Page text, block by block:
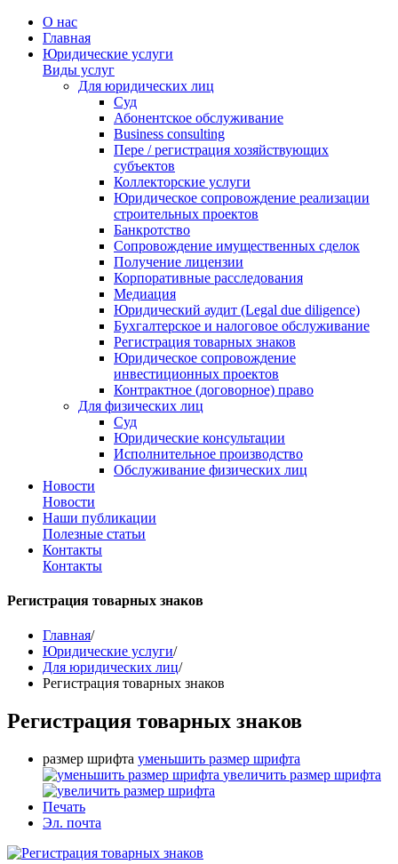
О нас
Главная
Юридические услуги
Виды услуг
Для юридических лиц
Суд
Абонентское обслуживание
Business consulting
Пере / регистрация хозяйствующих
субъектов
Коллекторские услуги
Юридическое сопровождение реализации
строительных проектов
Банкротство
Сопровождение имущественных сделок
Получение лицензии
Корпоративные расследования
Медиация
Юридический аудит (Legal due diligence)
Бухгалтерское и налоговое обслуживание
Регистрация товарных знаков
Юридическое сопровождение
инвестиционных проектов
Контрактное (договорное) право
Для физических лиц
Суд
Юридические консультации
Исполнительное производство
Обслуживание физических лиц
Новости
Новости
Наши публикации
Полезные статьи
Контакты
Контакты
Регистрация товарных знаков
Главная/
Юридические услуги/
Для юридических лиц/
Регистрация товарных знаков
Регистрация товарных знаков
размер шрифта уменьшить размер шрифта
увеличить размер шрифта
Печать
Эл. почта